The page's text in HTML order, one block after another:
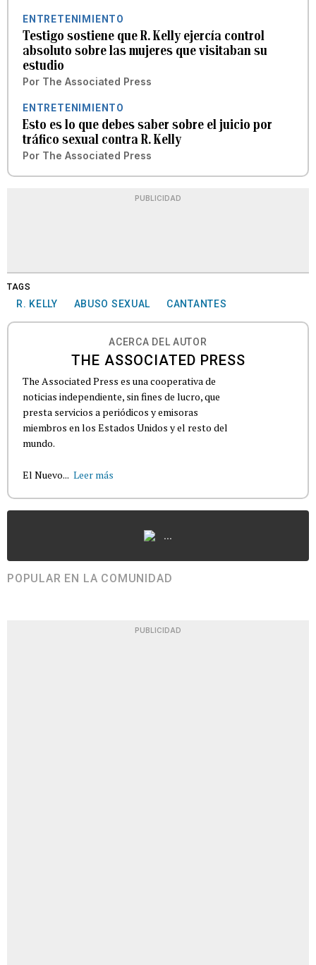
ENTRETENIMIENTO
Testigo sostiene que R. Kelly ejercía control
absoluto sobre las mujeres que visitaban su
estudio
Por The Associated Press
ENTRETENIMIENTO
Esto es lo que debes saber sobre el juicio por
tráfico sexual contra R. Kelly
Por The Associated Press
PUBLICIDAD
TAGS
R. KELLY ABUSO SEXUAL CANTANTES
ACERCA DEL AUTOR
THE ASSOCIATED PRESS
The Associated Press es una cooperativa de
noticias independiente, sin fines de lucro, que
presta servicios a periódicos y emisoras
miembros en los Estados Unidos y el resto del
mundo.
El Nuevo... Leer más
...
POPULAR EN LA COMUNIDAD
PUBLICIDAD